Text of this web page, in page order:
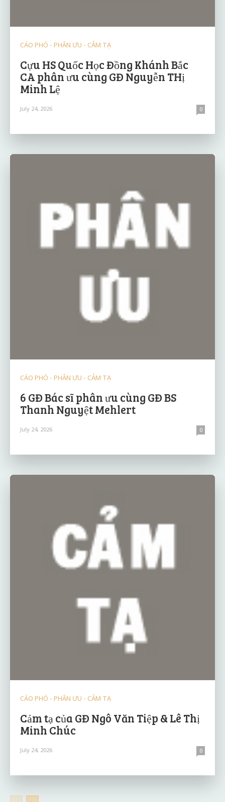
CÁO PHÓ - PHÂN ƯU - CẢM TẠ
Cựu HS Quốc Học Đồng Khánh Bắc
CA phân ưu cùng GĐ Nguyễn THị
Minh Lệ
July 24, 2026 0
CÁO PHÓ - PHÂN ƯU - CẢM TẠ
6 GĐ Bác sĩ phân ưu cùng GĐ BS
Thanh Nguyệt Mehlert
July 24, 2026 0
CÁO PHÓ - PHÂN ƯU - CẢM TẠ
Cảm tạ của GĐ Ngô Văn Tiệp & Lê Thị
Minh Chúc
July 24, 2026 0